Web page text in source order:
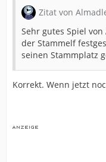
Zitat von
Sehr gutes Spiel
der Stammelf
seinen Stammplatz
Korrekt. Wenn jetzt